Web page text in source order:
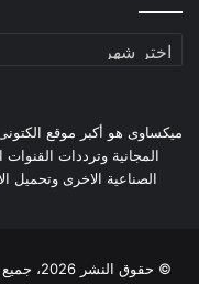
الارشيف
ميكساوى هو أكبر موقع
المجانية وترددات
الصناعية الاخرى وتحميل
© حقوق النشر 2026، جميع الحقوق محفوظة |